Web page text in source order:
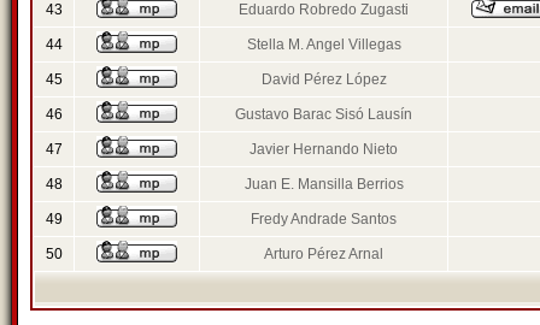
43 Eduardo Robredo Zugasti
44 Stella M. Angel Villegas
45 David Pérez López
46 Gustavo Barac Sisó Lausín
47 Javier Hernando Nieto
48 Juan E. Mansilla Berrios
49 Fredy Andrade Santos
50 Arturo Pérez Arnal